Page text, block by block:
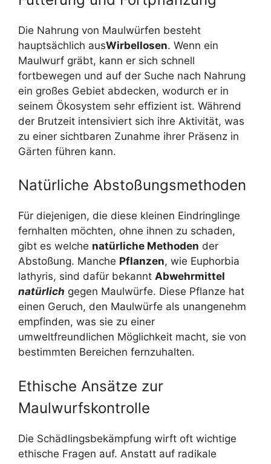
Die Nahrung von Maulwürfen besteht
hauptsächlich ausWirbellosen. Wenn ein
Maulwurf gräbt, kann er sich schnell
fortbewegen und auf der Suche nach Nahrung
ein großes Gebiet abdecken, wodurch er in
seinem Ökosystem sehr effizient ist. Während
der Brutzeit intensiviert sich ihre Aktivität, was
zu einer sichtbaren Zunahme ihrer Präsenz in
Gärten führen kann.
Natürliche Abstoßungsmethoden
Für diejenigen, die diese kleinen Eindringlinge
fernhalten möchten, ohne ihnen zu schaden,
gibt es welche natürliche Methoden der
Abstoßung. Manche Pflanzen, wie Euphorbia
lathyris, sind dafür bekannt Abwehrmittel
natürlich gegen Maulwürfe. Diese Pflanze hat
einen Geruch, den Maulwürfe als unangenehm
empfinden, was sie zu einer
umweltfreundlichen Möglichkeit macht, sie von
bestimmten Bereichen fernzuhalten.
Ethische Ansätze zur
Maulwurfskontrolle
Die Schädlingsbekämpfung wirft oft wichtige
ethische Fragen auf. Anstatt auf radikale